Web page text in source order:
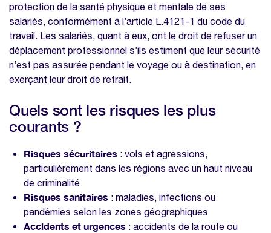
Politique de sécurité des déplacements
FAQ
Quelles sont les obligations légales des
entreprises en matières de sécurité des
déplacements professionnels ?
Comment évaluer les risques liés à un
déplacement professionnel ?
grille comparative de logiciels SIRH
gratuite
Nos modèles à télécharger sur la même
thématique
Enquête bien-être collaborateurs
protection de la santé physique et mentale de ses
salariés, conformément à l’article L.4121-1 du code du
travail. Les salariés, quant à eux, ont le droit de refuser un
déplacement professionnel s’ils estiment que leur sécurité
n’est pas assurée pendant le voyage ou à destination, en
exerçant leur droit de retrait.
Quels sont les risques les plus
courants ?
Risques sécuritaires : vols et agressions,
particulièrement dans les régions avec un haut niveau
de criminalité
Risques sanitaires : maladies, infections ou
pandémies selon les zones géographiques
Accidents et urgences : accidents de la route ou